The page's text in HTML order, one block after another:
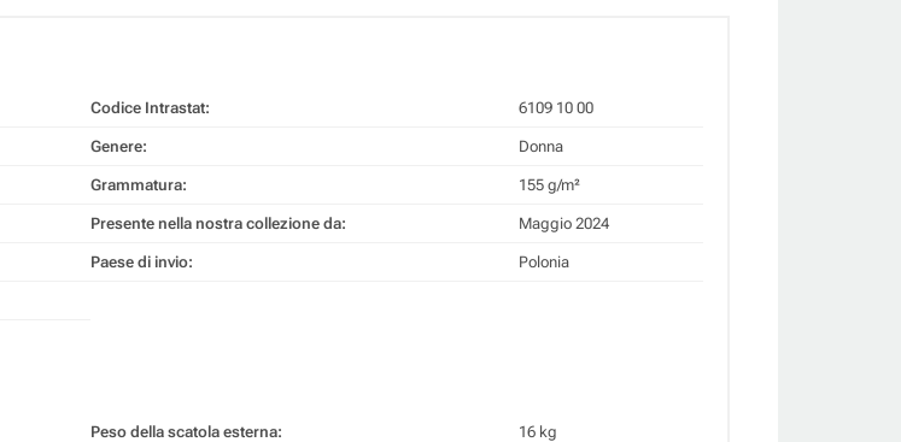
Codice Intrastat: 6109 10 00
Genere: Donna
Grammatura: 155 g/m²
Presente nella nostra collezione da: Maggio 2024
Paese di invio: Polonia
Peso della scatola esterna: 16 kg